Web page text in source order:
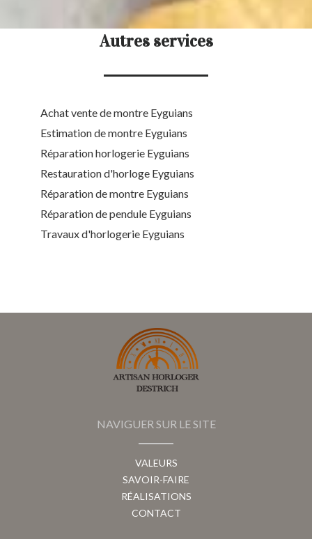
Autres services
Achat vente de montre Eyguians
Estimation de montre Eyguians
Réparation horlogerie Eyguians
Restauration d'horloge Eyguians
Réparation de montre Eyguians
Réparation de pendule Eyguians
Travaux d'horlogerie Eyguians
NAVIGUER SUR LE SITE
VALEURS
SAVOIR-FAIRE
RÉALISATIONS
CONTACT